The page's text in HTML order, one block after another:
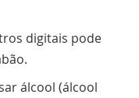
digitais pode
álcool (álcool